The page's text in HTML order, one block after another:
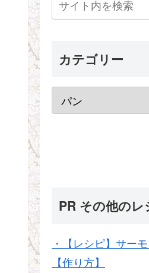
カテゴリー
PR その他のレ
・【レシピ】サー
【作り方】